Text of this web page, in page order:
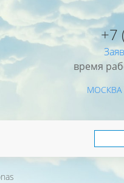
+7
время
МОСКВА